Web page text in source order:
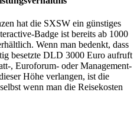
hat die SXSW ein günstiges
Badge ist bereits ab 1000
Wenn man bedenkt, dass
besetzte DLD 3000 Euro aufruft
, Euroforum- oder Management-
Höhe verlangen, ist die
wenn man die Reisekosten